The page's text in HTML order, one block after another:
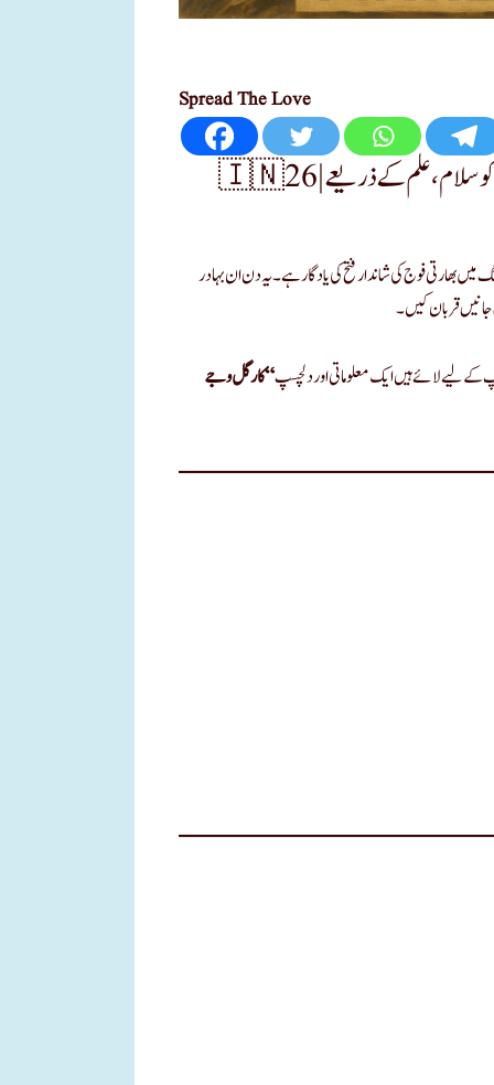
Spread The Love
🇮🇳 کارگل وجے دیوس اردو کوئز – شہداء کو سلام، علم کے ذریعے |26th july|kargil
پاکستان جنگ میں بھارتی فوج کی شاندار فتح کی یادگار ہے۔ یہ دن ان بہادر
قربان کیں۔
کے لیے لائے ہیں ایک معلوماتی اور دلچسپ“کارگل وجے